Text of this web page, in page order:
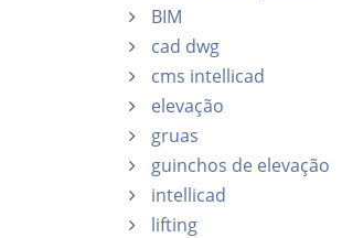
BIM
cad dwg
cms intellicad
elevação
gruas
guinchos de elevação
intellicad
lifting